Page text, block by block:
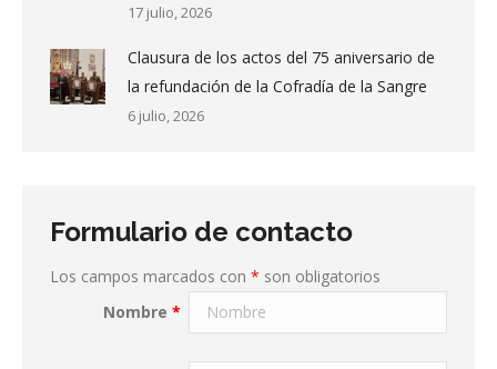
17 julio, 2026
Clausura de los actos del 75 aniversario de
la refundación de la Cofradía de la Sangre
6 julio, 2026
Formulario de contacto
Los campos marcados con * son obligatorios
Nombre*